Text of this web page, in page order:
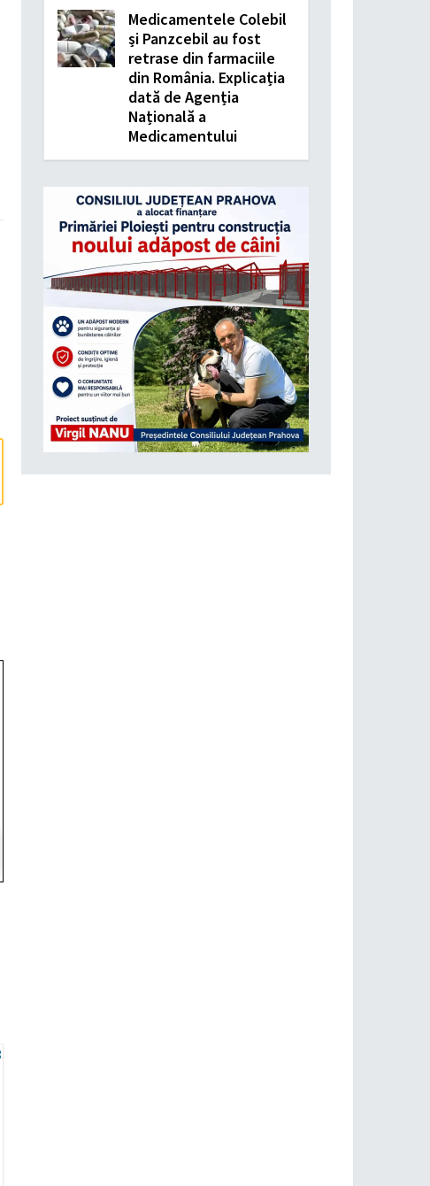
Medicamentele Colebil
și Panzcebil au fost
retrase din farmaciile
din România. Explicația
dată de Agenția
Națională a
Medicamentului